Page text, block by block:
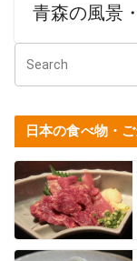
青森の風景
日本の食べ物・